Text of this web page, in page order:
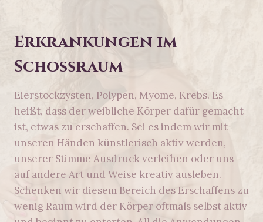
Erkrankungen im
Schoßraum
Eierstockzysten, Polypen, Myome, Krebs. Es
heißt, dass der weibliche Körper dafür gemacht
ist, etwas zu erschaffen. Sei es indem wir mit
unseren Händen künstlerisch aktiv werden,
unserer Stimme Ausdruck verleihen oder uns
auf andere Art und Weise kreativ ausleben.
Schenken wir diesem Bereich des Erschaffens zu
wenig Raum wird der Körper oftmals selbst aktiv